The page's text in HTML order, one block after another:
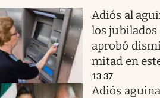
Adiós al
los jubilados
aprobó
mitad en
13:37
Adiós